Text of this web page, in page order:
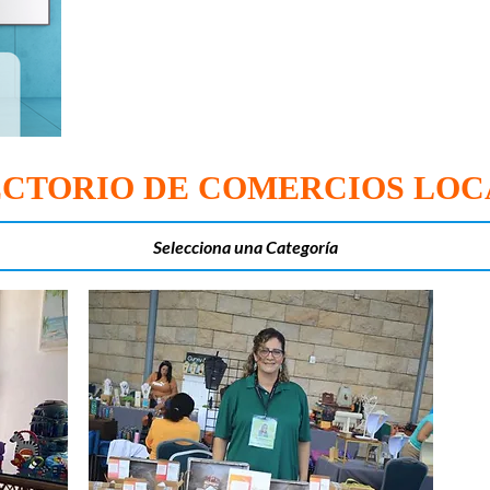
DE COMERCIOS